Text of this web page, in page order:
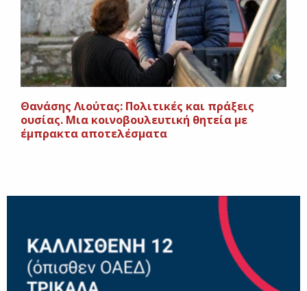
Θανάσης Λιούτας: Πολιτικές και πράξεις
ουσίας. Μια κοινοβουλευτική θητεία με
έμπρακτα αποτελέσματα